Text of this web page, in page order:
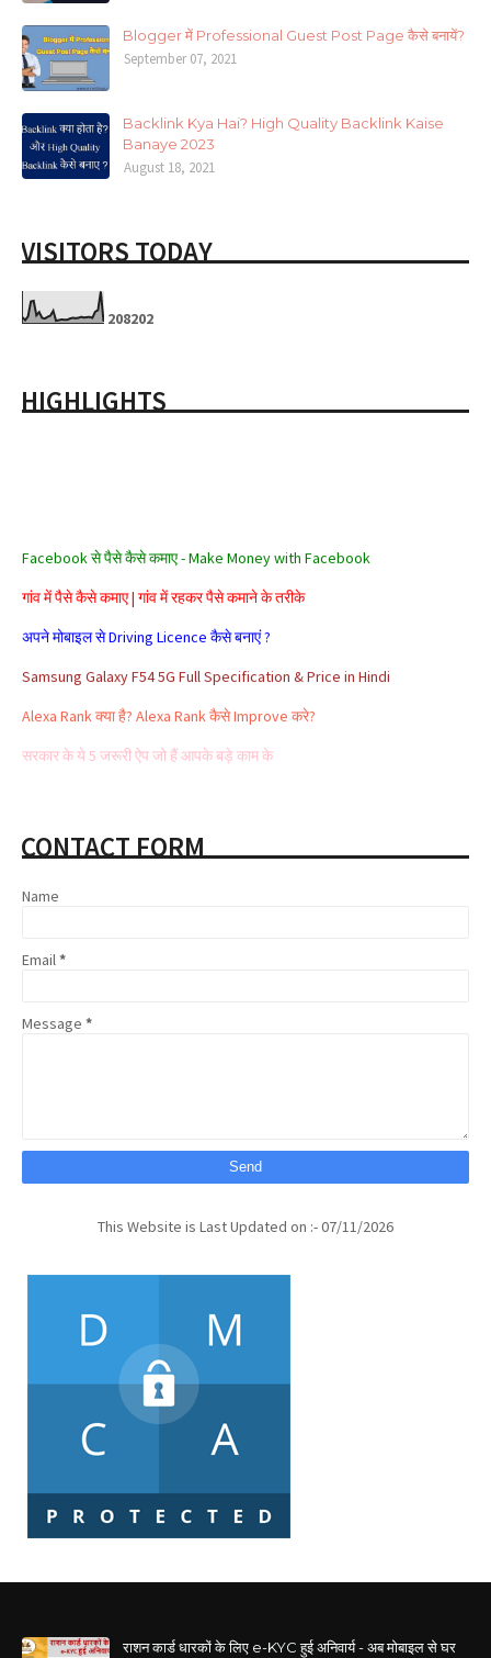
Blogger में Professional Guest Post Page कैसे बनायें?
September 07, 2021
Backlink Kya Hai? High Quality Backlink Kaise
Banaye 2023
August 18, 2021
VISITORS TODAY
208202
HIGHLIGHTS
Share Market क्या है | Share Market से पैसे कैसे कमाए
Google Adsense Kya Hai और इससे पैसे कैसे कमाए
CONTACT FORM
Name
Email*
Message *
This Website is Last Updated on :- 07/11/2026
राशन कार्ड धारकों के लिए e-KYC हुई अनिवार्य - अब मोबाइल से घर